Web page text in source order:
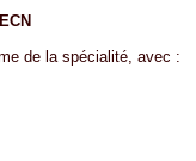
de la spécialité, avec :